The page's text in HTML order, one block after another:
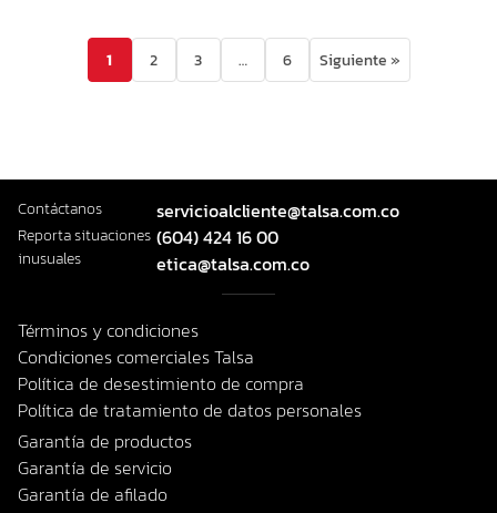
1 2 3 … 6 Siguiente »
Contáctanos servicioalcliente@talsa.com.co
Reporta situaciones
inusuales
(604) 424 16 00
etica@talsa.com.co
Términos y condiciones
Condiciones comerciales Talsa
Política de desestimiento de compra
Política de tratamiento de datos personales
Garantía de productos
Garantía de servicio
Garantía de afilado